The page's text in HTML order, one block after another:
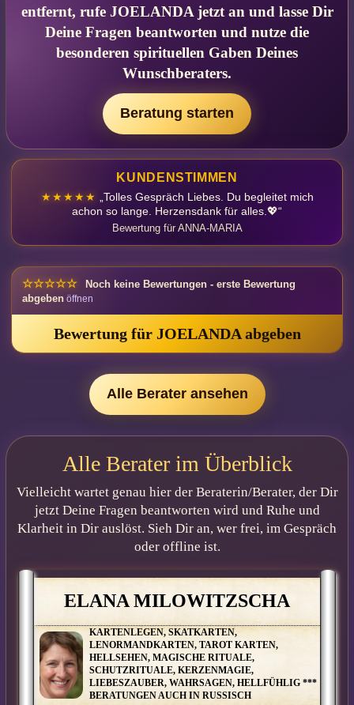
entfernt, rufe JOELANDA jetzt an und lasse Dir
Deine Fragen beantworten und nutze die
besonderen spirituellen Gaben Deines
Wunschberaters.
Beratung starten
KUNDENSTIMMEN
★★★★★
„Tolles Gespräch Liebes. Du begleitet mich
achon so lange. Herzensdank für alles.💖“
Bewertung für ANNA-MARIA
☆☆☆☆☆
Noch keine Bewertungen - erste Bewertung
abgeben
Bewertung für JOELANDA abgeben
Alle Berater ansehen
Alle Berater im Überblick
Vielleicht wartet genau hier der Beraterin/Berater, der Dir
jetzt Deine Fragen beantworten wird und Ruhe und
Klarheit in Dir auslöst. Sieh Dir an, wer frei, im Gespräch
oder offline ist.
ELANA MILOWITZSCHA
KARTENLEGEN, SKATKARTEN,
LENORMANDKARTEN, TAROT KARTEN,
HELLSEHEN, MAGISCHE RITUALE,
SCHUTZRITUALE, KERZENMAGIE,
LIEBESZAUBER, WAHRSAGEN, HELLFÜHLIG ***
BERATUNGEN AUCH IN RUSSISCH